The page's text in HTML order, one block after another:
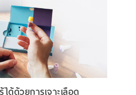
ด้วยการเจาะเลือด